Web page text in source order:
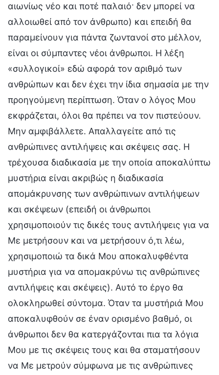
αιωνίως νέο και ποτέ παλαιό· δεν μπορεί να
αλλοιωθεί από τον άνθρωπο) και επειδή θα
παραμείνουν για πάντα ζωντανοί στο μέλλον,
είναι οι σύμπαντες νέοι άνθρωποι. Η λέξη
«συλλογικοί» εδώ αφορά τον αριθμό των
ανθρώπων και δεν έχει την ίδια σημασία με την
προηγούμενη περίπτωση. Όταν ο λόγος Μου
εκφράζεται, όλοι θα πρέπει να τον πιστεύουν.
Μην αμφιβάλλετε. Απαλλαγείτε από τις
ανθρώπινες αντιλήψεις και σκέψεις σας. Η
τρέχουσα διαδικασία με την οποία αποκαλύπτω
μυστήρια είναι ακριβώς η διαδικασία
απομάκρυνσης των ανθρώπινων αντιλήψεων
και σκέψεων (επειδή οι άνθρωποι
χρησιμοποιούν τις δικές τους αντιλήψεις για να
Με μετρήσουν και να μετρήσουν ό,τι λέω,
χρησιμοποιώ τα δικά Μου αποκαλυφθέντα
μυστήρια για να απομακρύνω τις ανθρώπινες
αντιλήψεις και σκέψεις). Αυτό το έργο θα
ολοκληρωθεί σύντομα. Όταν τα μυστήριά Μου
αποκαλυφθούν σε έναν ορισμένο βαθμό, οι
άνθρωποι δεν θα κατεργάζονται πια τα λόγια
Μου με τις σκέψεις τους και θα σταματήσουν
να Με μετρούν σύμφωνα με τις ανθρώπινες